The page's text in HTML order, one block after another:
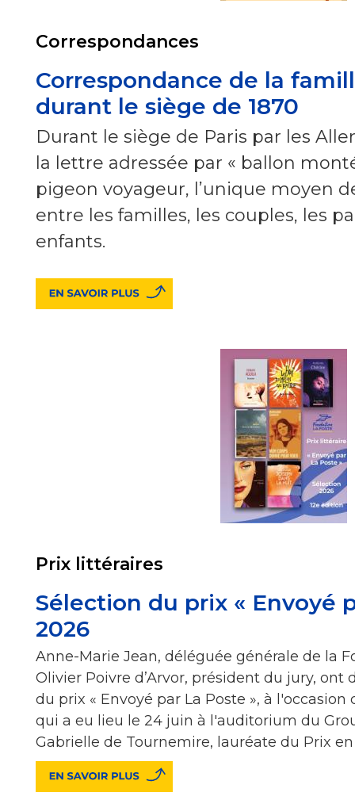
Correspondances
Correspondance de la
durant le siège de 1870
Durant le siège de Paris par les
la lettre adressée par « ballon
pigeon voyageur, l’unique moyen
entre les familles, les couples, les
enfants.
Prix littéraires
Sélection du prix « Envoyé
2026
Anne-Marie Jean, déléguée générale de la
Olivier Poivre d’Arvor, président du jury, ont
du prix « Envoyé par La Poste », à
qui a eu lieu le 24 juin à l'auditorium du
Gabrielle de Tournemire, lauréate du Prix